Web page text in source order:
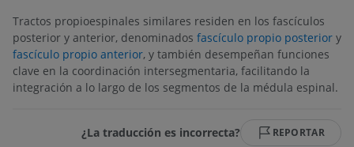
Tractos propioespinales similares residen en los fascículos
posterior y anterior, denominados fascículo propio posterior y
fascículo propio anterior, y también desempeñan funciones
clave en la coordinación intersegmentaria, facilitando la
integración a lo largo de los segmentos de la médula espinal.
¿La traducción es incorrecta? REPORTAR